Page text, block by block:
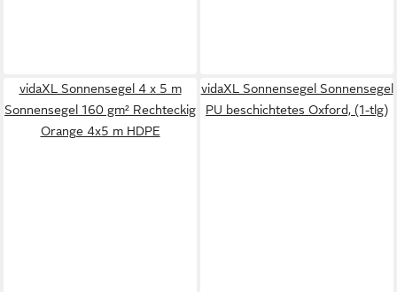
vidaXL Sonnensegel 4 x 5 m
Sonnensegel 160 gm² Rechteckig
Orange 4x5 m HDPE
vidaXL Sonnensegel Sonnensegel
PU beschichtetes Oxford, (1-tlg)